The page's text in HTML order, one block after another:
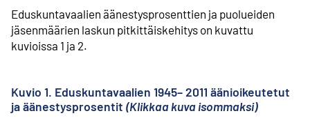
Eduskuntavaalien äänestysprosenttien ja puolueiden
jäsenmäärien laskun pitkittäiskehitys on kuvattu
kuvioissa 1 ja 2.
Kuvio 1. Eduskuntavaalien 1945– 2011 äänioikeutetut
ja äänestysprosentit (Klikkaa kuva isommaksi)